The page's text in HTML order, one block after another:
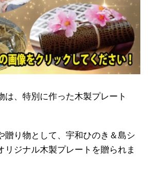
は、特別に作った木製プレート
贈り物として、宇和ひのき＆島シ
リジナル木製プレートを贈られま